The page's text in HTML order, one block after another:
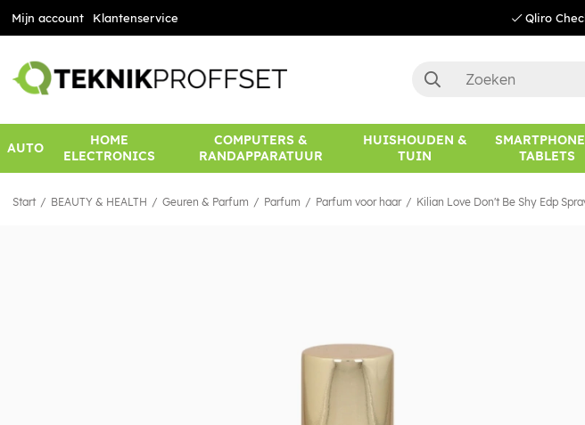
Mijn account Klantenservice Qliro
AUTO
HOME
ELECTRONICS
COMPUTERS &
RANDAPPARATUUR
HUISHOUDEN &
TUIN
TABLETS
Start BEAUTY & HEALTH Geuren & Parfum Parfum Parfum voor haar Kilian Love Don't Be Shy Edp